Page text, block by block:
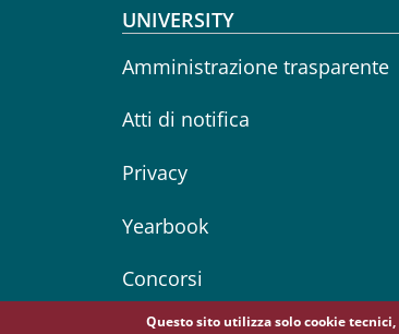
Footer menu
UNIVERSITY
Amministrazione trasparente
Atti di notifica
Privacy
Yearbook
Concorsi
Questo sito utilizza solo cookie